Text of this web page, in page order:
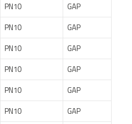
PN10
GAP
PN10
GAP
PN10
GAP
PN10
GAP
PN10
GAP
PN10
GAP